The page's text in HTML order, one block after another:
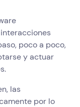
poco a poco,
y actuar
las
por lo